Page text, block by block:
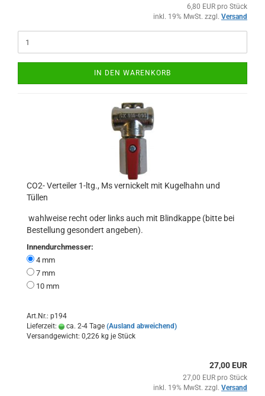
6,80 EUR pro Stück
inkl. 19% MwSt. zzgl. Versand
IN DEN WARENKORB
CO2- Verteiler 1-ltg., Ms vernickelt mit Kugelhahn und
Tüllen
wahlweise recht oder links auch mit Blindkappe (bitte bei
Bestellung gesondert angeben).
Innendurchmesser:
4 mm
7 mm
10 mm
Art.Nr.: p194
Lieferzeit:
ca. 2-4 Tage (Ausland abweichend)
Versandgewicht: 0,226 kg je Stück
27,00 EUR
27,00 EUR pro Stück
inkl. 19% MwSt. zzgl. Versand